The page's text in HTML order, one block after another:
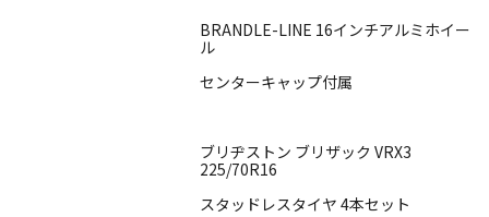
BRANDLE-LINE 16インチアルミホイー
ル
センターキャップ付属
ブリヂストン ブリザック VRX3
225/70R16
スタッドレスタイヤ 4本セット